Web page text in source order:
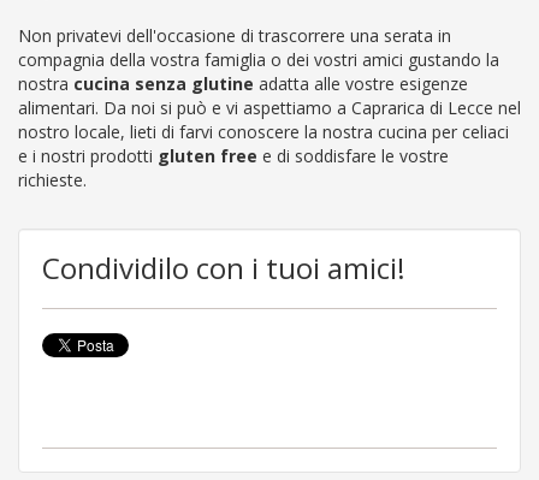
Non privatevi dell'occasione di trascorrere una serata in
compagnia della vostra famiglia o dei vostri amici gustando la
nostra cucina senza glutine adatta alle vostre esigenze
alimentari. Da noi si può e vi aspettiamo a Caprarica di Lecce nel
nostro locale, lieti di farvi conoscere la nostra cucina per celiaci
e i nostri prodotti gluten free e di soddisfare le vostre
richieste.
Condividilo con i tuoi amici!